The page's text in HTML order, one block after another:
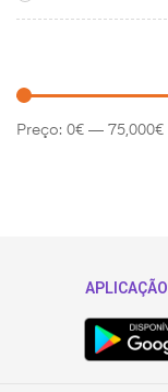
Preço: 0€ — 75,000€